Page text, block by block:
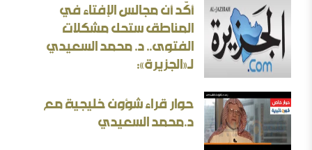
الأسئلة المنطقية والأجوبة غير المنطقية في الحرب الإيرانية
أكّد أن مجالس الإفتاء في
المناطق ستحل مشكلات
الفتوى.. د. محمد السعيدي
لـ«الجزيرة»:
حوار قراء شؤون خليجية مع
د.محمد السعيدي
الثقافة بين الثوابت والمتغيرات [ورقة عمل]